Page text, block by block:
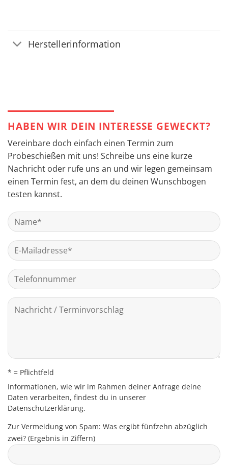
Herstellerinformation
HABEN WIR DEIN INTERESSE GEWECKT?
Vereinbare doch einfach einen Termin zum
Probeschießen mit uns! Schreibe uns eine kurze
Nachricht oder rufe uns an und wir legen gemeinsam
einen Termin fest, an dem du deinen Wunschbogen
testen kannst.
* = Pflichtfeld
Informationen, wie wir im Rahmen deiner Anfrage deine
Daten verarbeiten, findest du in unserer
Datenschutzerklärung.
Zur Vermeidung von Spam: Was ergibt fünfzehn abzüglich
zwei? (Ergebnis in Ziffern)